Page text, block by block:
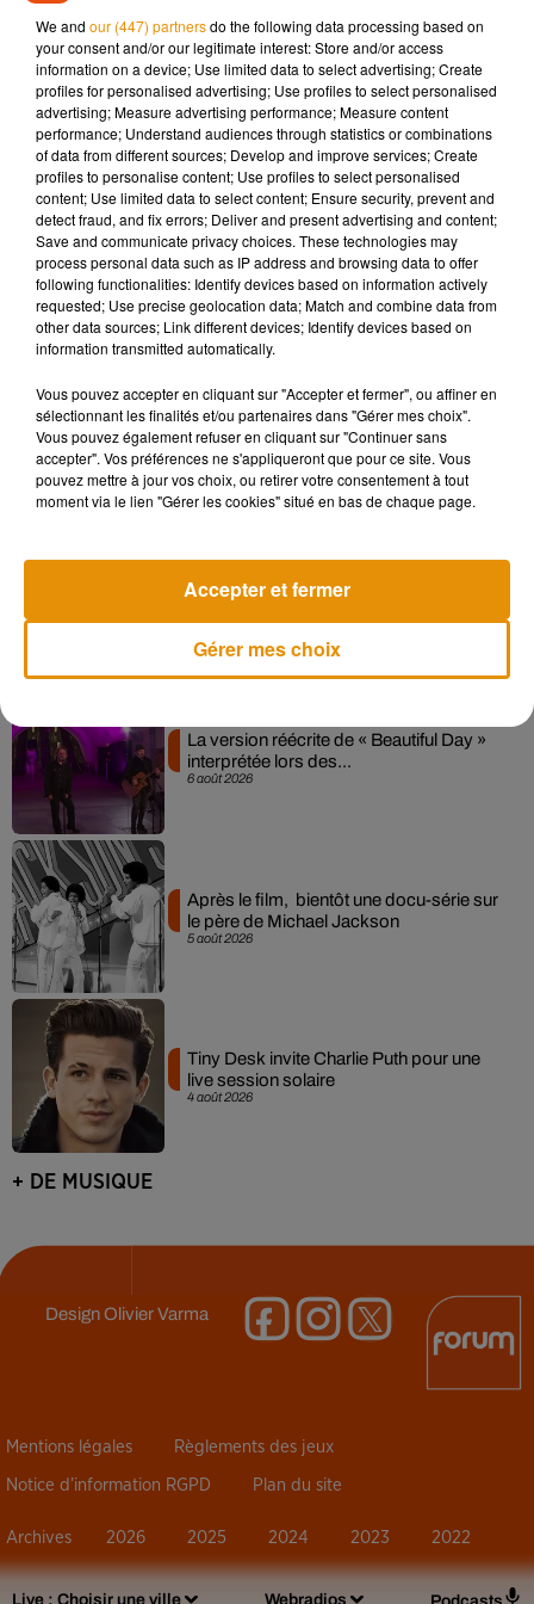
Live : Choisir une ville Webradios
20 kilos de viande, qui a été revendue en dehors du
département et même a l’étranger.
Musique
7 août 2026
Madonna sort enfin le remix de « Love
Sensation » avec Kylie Minogue
7 août 2026
Angèle et Amélie Lens dévoilent leur
collaboration tant attendue
Pomme emprunte le décor de l’émission
« Loups Garous » pour son...
6 août 2026
La version réécrite de « Beautiful Day »
interprétée lors des...
5 août 2026
Après le film, bientôt une docu-série sur
le père de Michael Jackson
4 août 2026
Tiny Desk invite Charlie Puth pour une
live session solaire
+ DE MUSIQUE
DesignOlivier Varma
Mentions légales Règlements des jeux
Notice d’information RGPD Plan du site
Archives 2026 2025 2024 2023 2022
We and our (447) partnersdo the following data processing based on
your consent and/or our legitimate interest: Store and/or access
information on a device; Use limited data to select advertising; Create
profiles for personalised advertising; Use profiles to select personalised
advertising; Measure advertising performance; Measure content
performance; Understand audiences through statistics or combinations
of data from different sources; Develop and improve services; Create
profiles to personalise content; Use profiles to select personalised
content; Use limited data to select content; Ensure security, prevent and
detect fraud, and fix errors; Deliver and present advertising and content;
Save and communicate privacy choices. These technologies may
process personal data such as IP address and browsing data to offer
following functionalities: Identify devices based on information actively
requested; Use precise geolocation data; Match and combine data from
other data sources; Link different devices; Identify devices based on
information transmitted automatically.
Vous pouvez accepter en cliquant sur "Accepter et fermer", ou affiner en
sélectionnant les finalités et/ou partenaires dans "Gérer mes choix".
Vous pouvez également refuser en cliquant sur "Continuer sans
accepter". Vos préférences ne s'appliqueront que pour ce site. Vous
pouvez mettre à jour vos choix, ou retirer votre consentement à tout
moment via le lien "Gérer les cookies" situé en bas de chaque page.
Gérer mes choix
Accepter et fermer